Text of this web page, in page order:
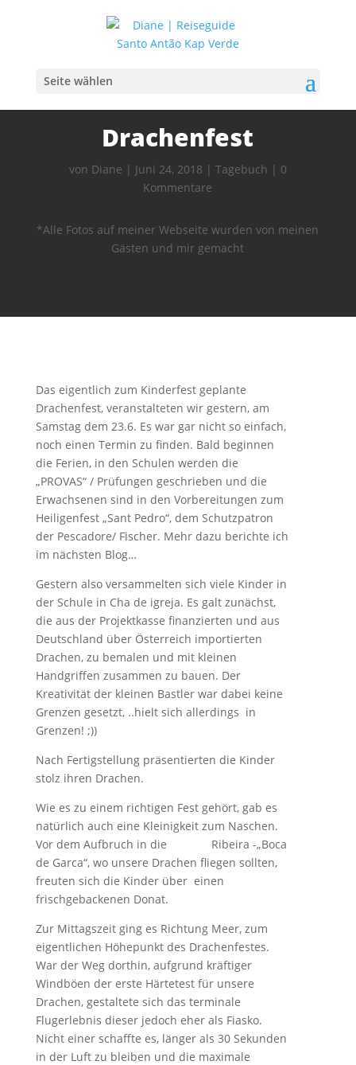
Seite wählen
Drachenfest
von Diane | Juni 24, 2018 | Tagebuch | 0
Kommentare
*Alle Fotos auf meiner Webseite wurden von meinen
Gästen und mir gemacht
Das eigentlich zum Kinderfest geplante
Drachenfest, veranstalteten wir gestern, am
Samstag dem 23.6. Es war gar nicht so einfach,
noch einen Termin zu finden. Bald beginnen
die Ferien, in den Schulen werden die
„PROVAS“ / Prüfungen geschrieben und die
Erwachsenen sind in den Vorbereitungen zum
Heiligenfest „Sant Pedro“, dem Schutzpatron
der Pescadore/ Fischer. Mehr dazu berichte ich
im nächsten Blog…
Gestern also versammelten sich viele Kinder in
der Schule in Cha de igreja. Es galt zunächst,
die aus der Projektkasse finanzierten und aus
Deutschland über Österreich importierten
Drachen, zu bemalen und mit kleinen
Handgriffen zusammen zu bauen. Der
Kreativität der kleinen Bastler war dabei keine
Grenzen gesetzt, ..hielt sich allerdings in
Grenzen! ;))
Nach Fertigstellung präsentierten die Kinder
stolz ihren Drachen.
Wie es zu einem richtigen Fest gehört, gab es
natürlich auch eine Kleinigkeit zum Naschen.
Vor dem Aufbruch in die Ribeira -„Boca
de Garca“, wo unsere Drachen fliegen sollten,
freuten sich die Kinder über einen
frischgebackenen Donat.
Zur Mittagszeit ging es Richtung Meer, zum
eigentlichen Höhepunkt des Drachenfestes.
War der Weg dorthin, aufgrund kräftiger
Windböen der erste Härtetest für unsere
Drachen, gestaltete sich das terminale
Flugerlebnis dieser jedoch eher als Fiasko.
Nicht einer schaffte es, länger als 30 Sekunden
in der Luft zu bleiben und die maximale